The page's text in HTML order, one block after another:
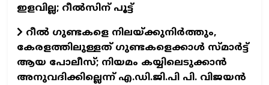
ഇളവില്ല; റീൽസിന് പൂട്ട്
റീൽ ഗുണ്ടകളെ നിലയ്ക്കുനിർത്തും,
കേരളത്തിലുള്ളത് ഗുണ്ടകളെക്കാൾ സ്മാർട്ട്
ആയ പോലീസ്; നിയമം കയ്യിലെടുക്കാൻ
അനുവദിക്കില്ലെന്ന് എ.ഡി.ജി.പി പി. വിജയൻ